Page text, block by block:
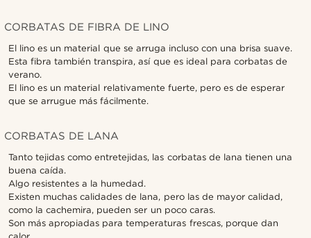
CORBATAS DE FIBRA DE LINO
El lino es un material que se arruga incluso con una brisa suave.
Esta fibra también transpira, así que es ideal para corbatas de
verano.
El lino es un material relativamente fuerte, pero es de esperar
que se arrugue más fácilmente.
CORBATAS DE LANA
Tanto tejidas como entretejidas, las corbatas de lana tienen una
buena caída.
Algo resistentes a la humedad.
Existen muchas calidades de lana, pero las de mayor calidad,
como la cachemira, pueden ser un poco caras.
Son más apropiadas para temperaturas frescas, porque dan